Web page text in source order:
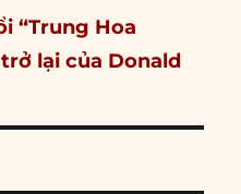
“Trung Hoa
lại của Donald